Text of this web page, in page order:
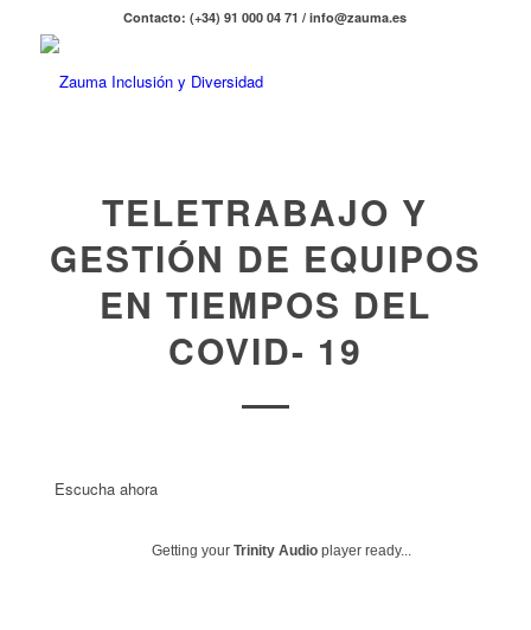
Contacto: (+34) 91 000 04 71 / info@zauma.es
TELETRABAJO Y
GESTIÓN DE EQUIPOS
EN TIEMPOS DEL
COVID- 19
Escucha ahora
Getting your Trinity Audioplayer ready...